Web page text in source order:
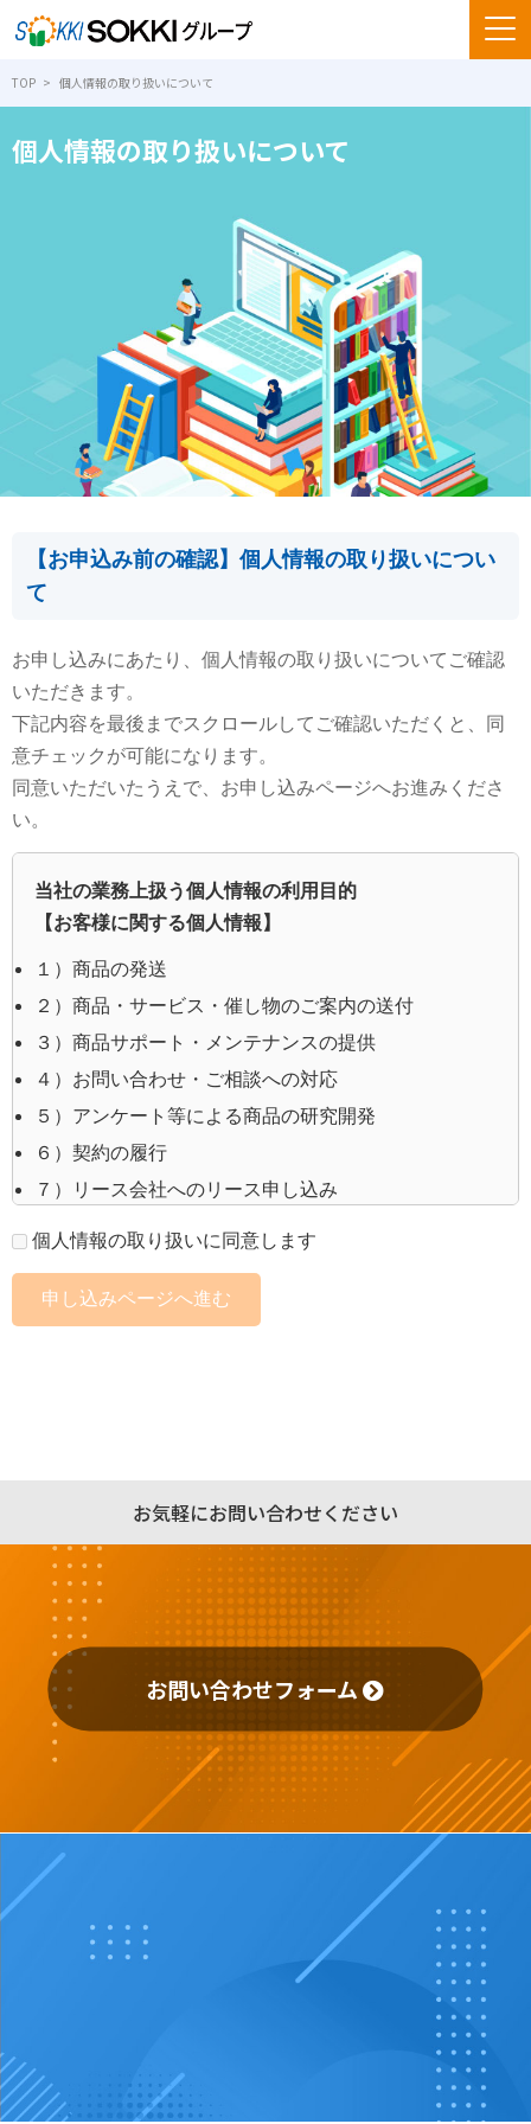
TOP 個人情報の取り扱いについて
個人情報の取り扱いについて
【お申込み前の確認】個人情報の取り扱いについ
て
お申し込みにあたり、個人情報の取り扱いについてご確認
いただきます。
下記内容を最後までスクロールしてご確認いただくと、同
意チェックが可能になります。
同意いただいたうえで、お申し込みページへお進みくださ
い。
当社の業務上扱う個人情報の利用目的
【お客様に関する個人情報】
１）商品の発送
２）商品・サービス・催し物のご案内の送付
３）商品サポート・メンテナンスの提供
４）お問い合わせ・ご相談への対応
５）アンケート等による商品の研究開発
６）契約の履行
７）リース会社へのリース申し込み
【取引先各社、他社の役員・社員等に関する個人情
報】
当社での採用業務管理
個人情報の取扱いについて、その管理責任者を設置
し、適切な管理を行っています。
第三者提供
ご本人の承諾を得た範囲以外の第三者に、ご本人の個
人情報の提供、開示等はいたしません。 但し、以下①
～⑤の場合を除かせていただきます。
①法令の規程による場合
②人の生命、身体、財産の保護のために必要な場合
で、ご本人の同意を得ることが困難なとき
③公衆衛生の向上又は児童の健全な育成の推進のため
に特に必要がある場合で、ご本人の同意を得ることが
④国の機関若しくは地方公共団体又はその委託を受け
たものが法令の定める事務を遂行することに対して協
力する必要がある場合で、本人の同意を得ることによ
個人情報の取り扱いに同意します
申し込みページへ進む
お気軽にお問い合わせください
お問い合わせフォーム